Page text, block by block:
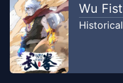
Wu Fist
Historical